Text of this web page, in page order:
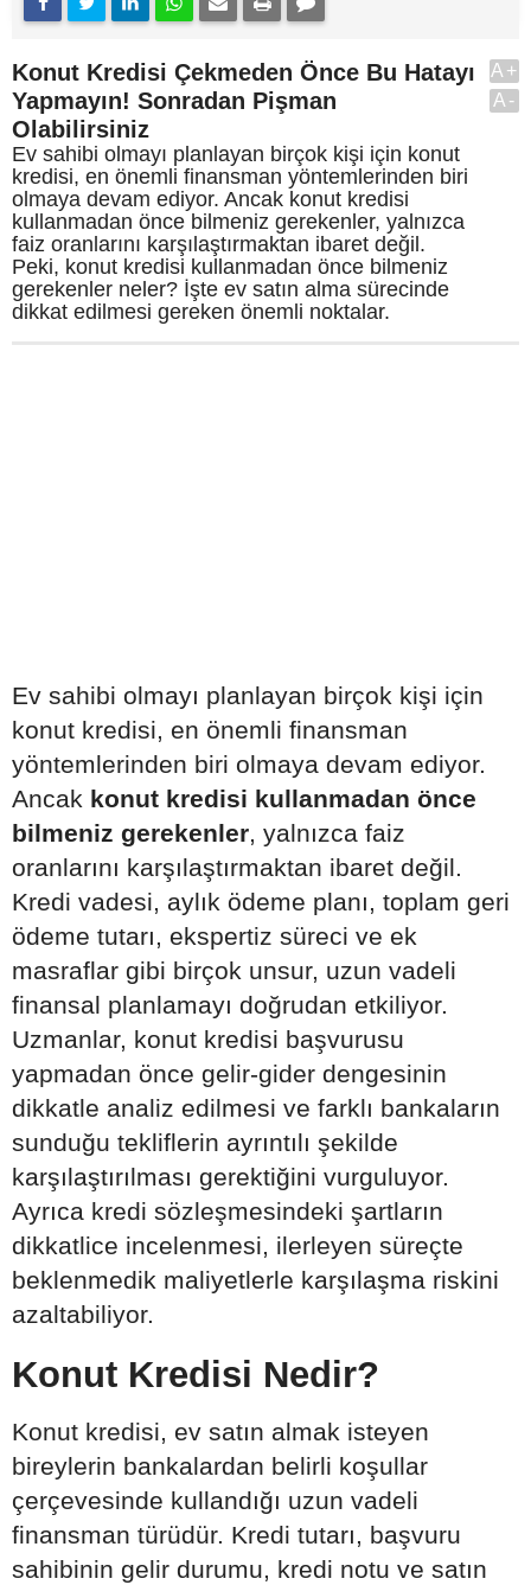
Konut Kredisi Çekmeden Önce Bu Hatayı
Yapmayın! Sonradan Pişman
Olabilirsiniz
Ev sahibi olmayı planlayan birçok kişi için konut
kredisi, en önemli finansman yöntemlerinden biri
olmaya devam ediyor. Ancak konut kredisi
kullanmadan önce bilmeniz gerekenler, yalnızca
faiz oranlarını karşılaştırmaktan ibaret değil.
Peki, konut kredisi kullanmadan önce bilmeniz
gerekenler neler? İşte ev satın alma sürecinde
dikkat edilmesi gereken önemli noktalar.
A+
A-
Ev sahibi olmayı planlayan birçok kişi için
konut kredisi, en önemli finansman
yöntemlerinden biri olmaya devam ediyor.
Ancak konut kredisi kullanmadan önce
bilmeniz gerekenler, yalnızca faiz
oranlarını karşılaştırmaktan ibaret değil.
Kredi vadesi, aylık ödeme planı, toplam geri
ödeme tutarı, ekspertiz süreci ve ek
masraflar gibi birçok unsur, uzun vadeli
finansal planlamayı doğrudan etkiliyor.
Uzmanlar, konut kredisi başvurusu
yapmadan önce gelir-gider dengesinin
dikkatle analiz edilmesi ve farklı bankaların
sunduğu tekliflerin ayrıntılı şekilde
karşılaştırılması gerektiğini vurguluyor.
Ayrıca kredi sözleşmesindeki şartların
dikkatlice incelenmesi, ilerleyen süreçte
beklenmedik maliyetlerle karşılaşma riskini
azaltabiliyor.
Konut Kredisi Nedir?
Konut kredisi, ev satın almak isteyen
bireylerin bankalardan belirli koşullar
çerçevesinde kullandığı uzun vadeli
finansman türüdür. Kredi tutarı, başvuru
sahibinin gelir durumu, kredi notu ve satın